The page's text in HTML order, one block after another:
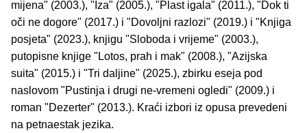
mijena" (2003.), "Iza" (2005.), "Plast igala" (2011.), "Dok ti
oči ne dogore" (2017.) i "Dovoljni razlozi" (2019.) i "Knjiga
posjeta" (2023.), knjigu "Sloboda i vrijeme" (2003.),
putopisne knjige "Lotos, prah i mak" (2008.), "Azijska
suita" (2015.) i "Tri daljine" (2025.), zbirku eseja pod
naslovom "Pustinja i drugi ne-vremeni ogledi" (2009.) i
roman "Dezerter" (2013.). Kraći izbori iz opusa prevedeni
na petnaestak jezika.